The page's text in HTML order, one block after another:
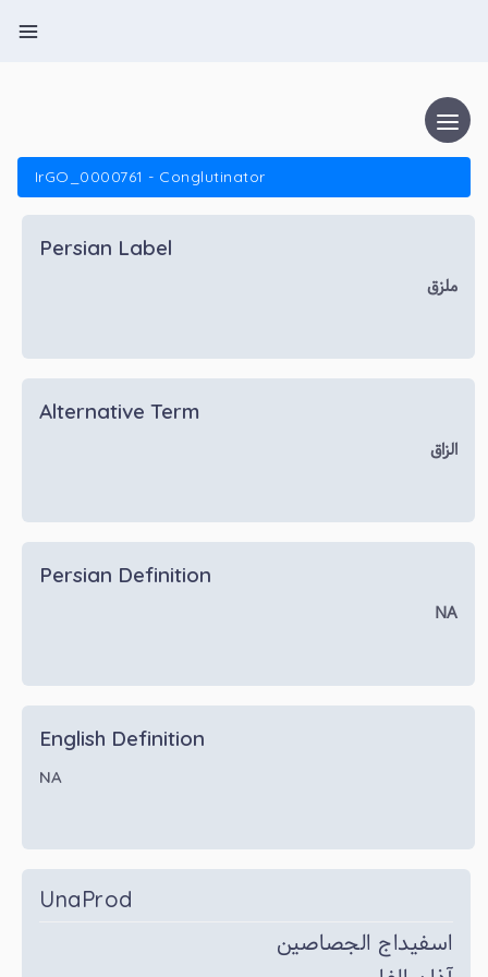
IrGO_0000761 - Conglutinator
Persian Label
ملزق
Alternative Term
الزاق
Persian Definition
NA
English Definition
NA
UnaProd
اسفیداج الجصاصین